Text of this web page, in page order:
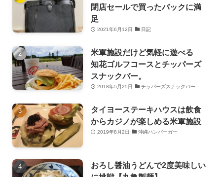
閉店セールで買ったバックに満
足
2021年6月12日 日記
米軍施設だけど気軽に遊べる
知花ゴルフコースとチッパーズ
スナックバー。
2018年5月25日 チッパーズスナックバー
タイヨーステーキハウスは飲食
からカジノが楽しめる米軍施設
2019年8月2日 沖縄ハンバーガー
おろし醤油うどんで2度美味しい